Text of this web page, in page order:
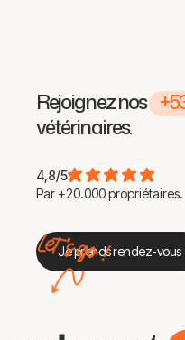
Rejoignez nos
vétérinaires.
4,8/5
Par +20.000 propriétaires.
Je prends rendez-vous